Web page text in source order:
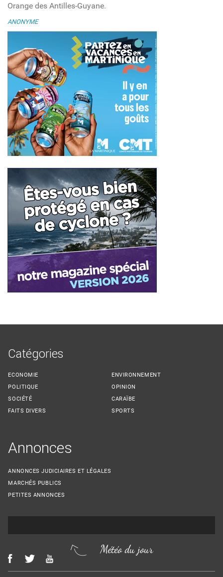
Orange des Antilles-Guyane.
ANONYME
Catégories
ECONOMIE
POLITIQUE
SOCIÉTÉ
FAITS DIVERS
ENVIRONNEMENT
OPINION
CARAÏBE
SPORTS
Annonces
ANNONCES JUDICIAIRES ET LÉGALES
MARCHÉS PUBLICS
PETITES ANNONCES
Météo du jour